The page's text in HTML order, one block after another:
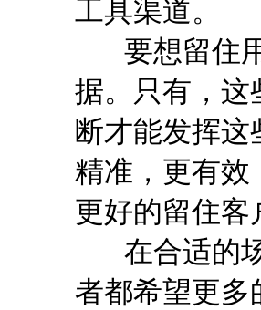
工具渠道。
要想留住用
据。只有，
断才能发挥
精准，更有
更好的留住客
在合适的场
者都希望更